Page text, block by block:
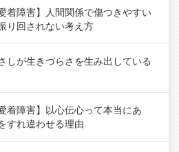
着障害】人間関係で傷つきやすい
り回されない考え方
しが生きづらさを生み出している
着障害】以心伝心って本当にあ
すれ違わせる理由